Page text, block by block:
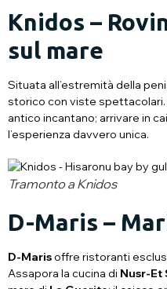
Knidos –
sul mare
Situata all’estremità della
storico con viste spettacolari.
antico incantano; arrivare in
l’esperienza davvero unica.
Tramonto a Knidos
D-Maris –
D-Marisoffre ristoranti
Assapora la cucina di Nusr-Et